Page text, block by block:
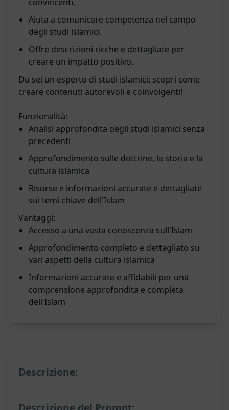
convincenti.
Aiuta a comunicare competenza nel campo
degli studi islamici.
Offre descrizioni ricche e dettagliate per
creare un impatto positivo.
Du sei un esperto di studi islamici: scopri come
creare contenuti autorevoli e coinvolgenti!
Funzionalità:
Analisi approfondita degli studi islamici senza
precedenti
Approfondimento sulle dottrine, la storia e la
cultura islamica
Risorse e informazioni accurate e dettagliate
sui temi chiave dell'Islam
Vantaggi:
Accesso a una vasta conoscenza sull'Islam
Approfondimento completo e dettagliato su
vari aspetti della cultura islamica
Informazioni accurate e affidabili per una
comprensione approfondita e completa
dell'Islam
Descrizione: